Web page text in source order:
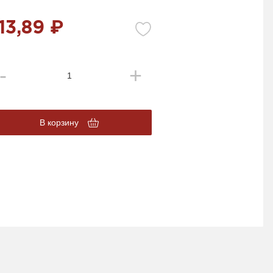
₽
В корзину